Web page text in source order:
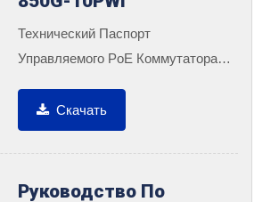
Технический Паспорт
Управляемого PoE Коммутатора
Скачать
Руководство По